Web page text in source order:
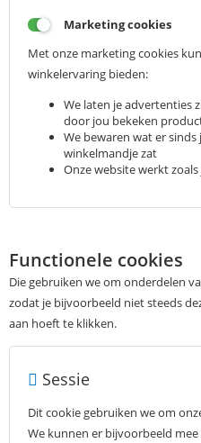
Marketing cookies
Met onze marketing cookies
winkelervaring bieden:
We laten je advertenties
door jou bekeken
We bewaren wat er
winkelmandje zat
Onze website werkt
Functionele cookies
Die gebruiken we om onderdelen
zodat je bijvoorbeeld niet steeds
aan hoeft te klikken.
Sessie
Dit cookie gebruiken we om
We kunnen er bijvoorbeeld